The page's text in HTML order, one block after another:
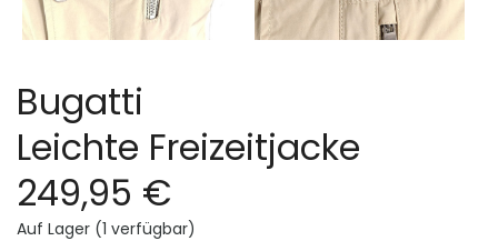
Bugatti
Leichte Freizeitjacke
249,95 €
Auf Lager (1 verfügbar)